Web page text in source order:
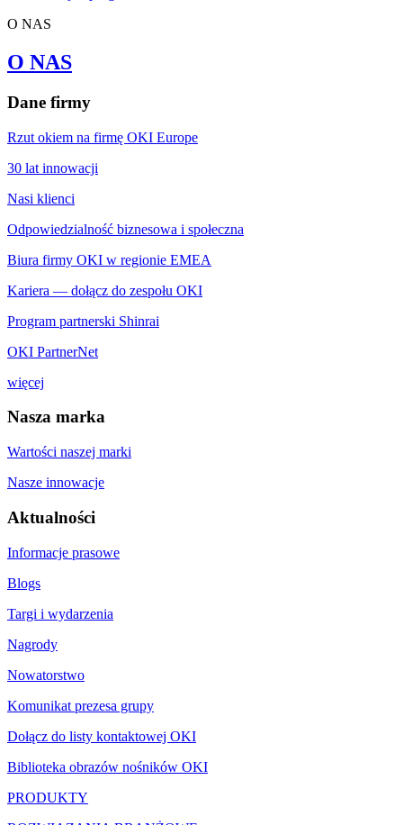
O NAS
O NAS
Dane firmy
Rzut okiem na firmę OKI Europe
30 lat innowacji
Nasi klienci
Odpowiedzialność biznesowa i społeczna
Biura firmy OKI w regionie EMEA
Kariera — dołącz do zespołu OKI
Program partnerski Shinrai
OKI PartnerNet
więcej
Nasza marka
Wartości naszej marki
Nasze innowacje
Aktualności
Informacje prasowe
Blogs
Targi i wydarzenia
Nagrody
Nowatorstwo
Komunikat prezesa grupy
Dołącz do listy kontaktowej OKI
Biblioteka obrazów nośników OKI
PRODUKTY